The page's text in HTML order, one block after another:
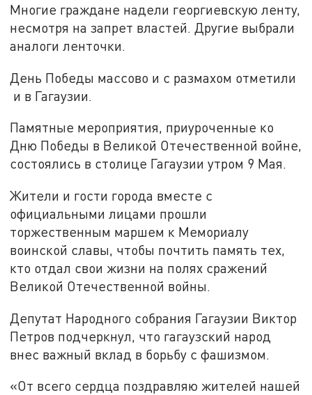
Многие граждане надели георгиевскую ленту,
несмотря на запрет властей. Другие выбрали
аналоги ленточки.
День Победы массово и с размахом отметили
и в Гагаузии.
Памятные мероприятия, приуроченные ко
Дню Победы в Великой Отечественной войне,
состоялись в столице Гагаузии утром 9 Мая.
Жители и гости города вместе с
официальными лицами прошли
торжественным маршем к Мемориалу
воинской славы, чтобы почтить память тех,
кто отдал свои жизни на полях сражений
Великой Отечественной войны.
Депутат Народного собрания Гагаузии Виктор
Петров подчеркнул, что гагаузский народ
внес важный вклад в борьбу с фашизмом.
«От всего сердца поздравляю жителей нашей